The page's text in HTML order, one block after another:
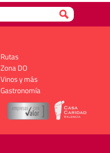
Rutas
Zona DO
Vinos y más
Gastronomía